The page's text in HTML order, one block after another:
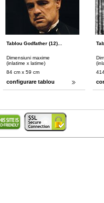
Tablou Godfather (12)...
Dimensiuni maxime
(inlatime x latime)
84 cm x 59 cm
configurare tablou